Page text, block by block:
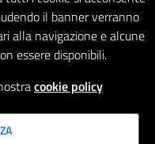
il banner verranno
alla navigazione e alcune
essere disponibili.
cookie policy